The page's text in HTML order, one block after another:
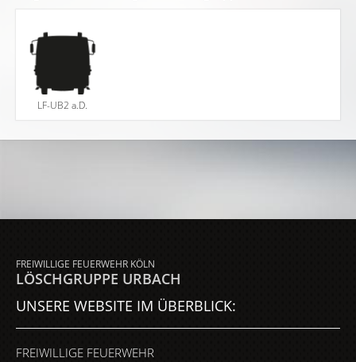
LF-UB2 a.D.
FREIWILLIGE FEUERWEHR KÖLN
LÖSCHGRUPPE URBACH
UNSERE WEBSITE IM ÜBERBLICK:
FREIWILLIGE FEUERWEHR